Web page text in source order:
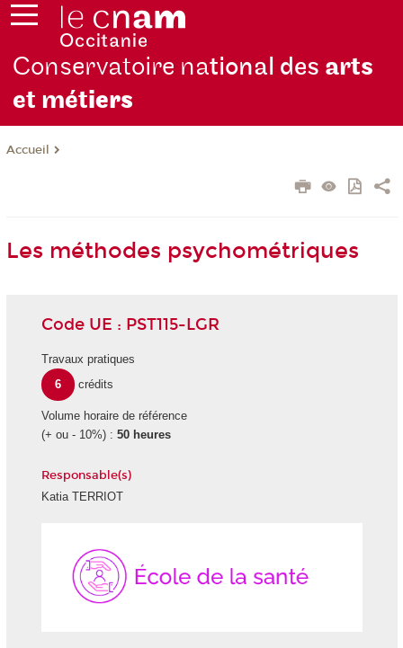
Conservatoire national des arts
et métiers
Accueil
Les méthodes psychométriques
Code UE : PST115-LGR
Travaux pratiques
6
crédits
Volume horaire de référence
(+ ou - 10%) : 50 heures
Responsable(s)
Katia TERRIOT